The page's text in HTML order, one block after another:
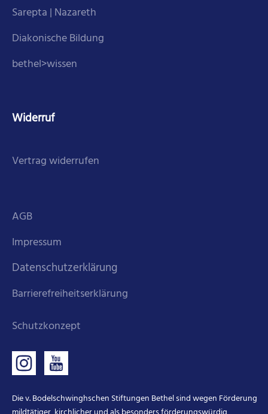
Sarepta | Nazareth
Diakonische Bildung
bethel>wissen
Widerruf
Vertrag widerrufen
AGB
Impressum
Datenschutzerklärung
Barrierefreiheitserklärung
Schutzkonzept
Die v. Bodelschwinghschen Stiftungen Bethel sind wegen Förderung